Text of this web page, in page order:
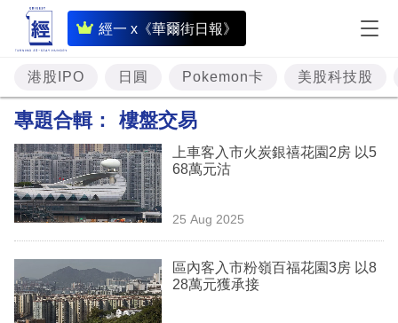
經一 x《華爾街日報》
即
時
財
經
題
投
資
樓
市
港股IPO 日圓 Pokemon卡 美股科技股
專題合輯： 樓盤交易
上車客入市火炭銀禧花園2房 以5
68萬元沽
25 Aug 2025
區內客入市粉嶺百福花園3房 以8
28萬元獲承接